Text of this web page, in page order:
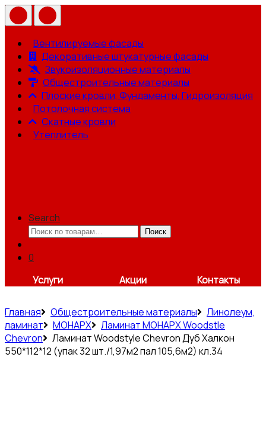
Вентилируемые фасады
Декоративные штукатурные фасады
Звукоизоляционные материалы
Общестроительные материалы
Плоские кровли, Фундаменты, Гидроизоляция
Потолочная система
Скатные кровли
Утеплитель
Search
Искать:
Поиск
0
Услуги
Акции Контакты
Главная Общестроительные материалы
Линолеум,
ламинат
МОНАРХ
Ламинат МОНАРХ Woodstle
Chevron
Ламинат Woodstyle Chevron Дуб Халкон
550*112*12 (упак 32 шт./1,97м2 пал 105,6м2) кл.34